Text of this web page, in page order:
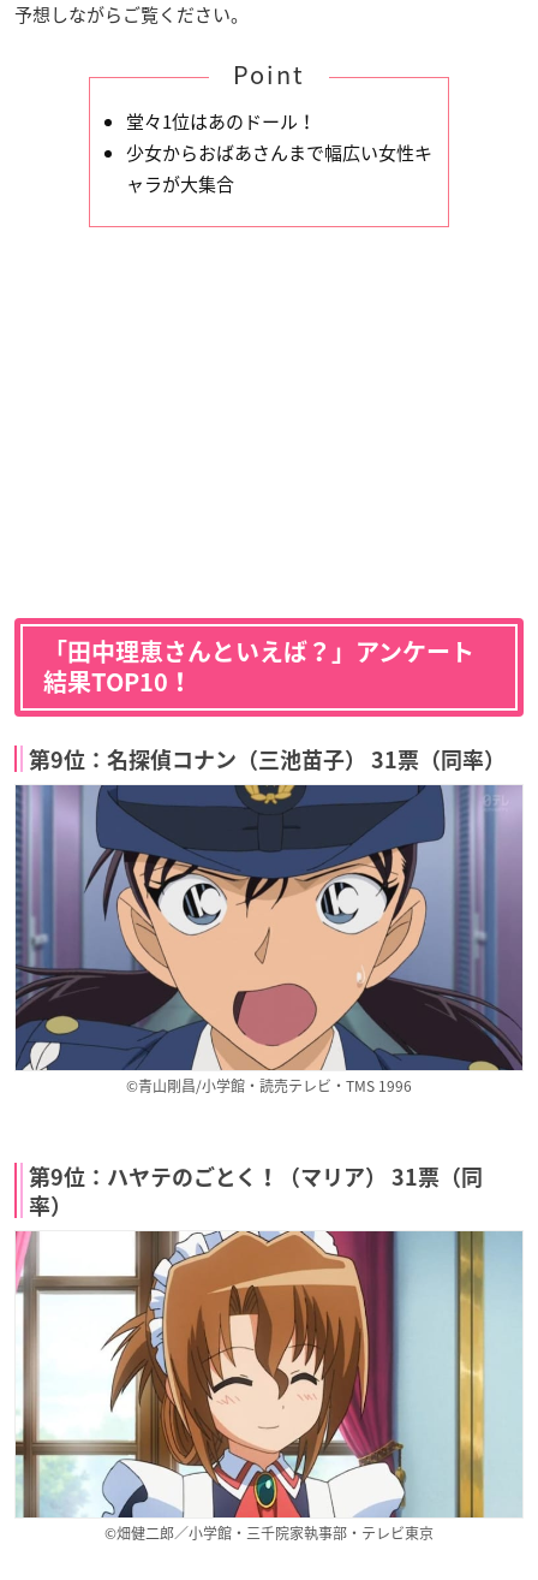
予想しながらご覧ください。
Point
堂々1位はあのドール！
少女からおばあさんまで幅広い女性キ
ャラが大集合
「田中理恵さんといえば？」アンケート
結果TOP10！
第9位：名探偵コナン（三池苗子） 31票（同率）
©青山剛昌/小学館・読売テレビ・TMS 1996
第9位：ハヤテのごとく！（マリア） 31票（同
率）
©畑健二郎／小学館・三千院家執事部・テレビ東京